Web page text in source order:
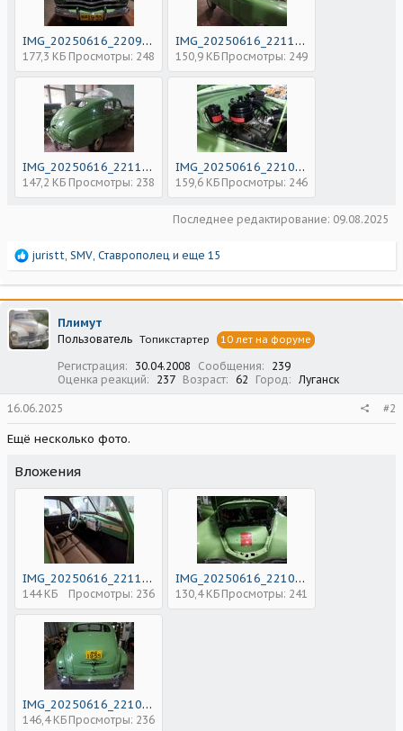
IMG_20250616_220941_224.jpg
177,3 КБ Просмотры: 248
IMG_20250616_221149_524.jpg
150,9 КБ Просмотры: 249
IMG_20250616_221114_741.jpg
147,2 КБ Просмотры: 238
IMG_20250616_221049_968.jpg
159,6 КБ Просмотры: 246
Последнее редактирование: 09.08.2025
Р
а
к
ц
и
и
juristt, SMV, Ставрополец и еще 15
Плимут
Пользователь Топикстартер 10 лет на форуме
Регистрация 30.04.2008 Сообщения
239
Оценка реакций
237 Возраст 62 Город Луганск
16.06.2025 #2
Ещё несколько фото.
Вложения
IMG_20250616_221127_903.jpg
144 КБ Просмотры: 236
IMG_20250616_221022_406.jpg
130,4 КБ Просмотры: 241
IMG_20250616_221030_730.jpg
146,4 КБ Просмотры: 236